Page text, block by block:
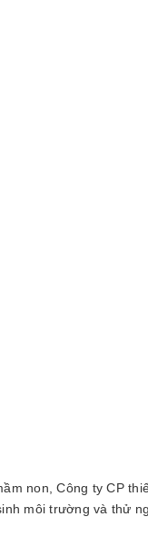
non, Công ty CP
môi trường và thử